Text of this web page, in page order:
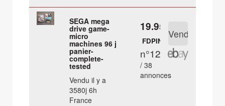
SEGA mega
drive game-
micro
machines 96 j
panier-
complete-
tested
Vendu il y a
3580j 6h
France
19.95 €
FDPIN
n°12
/ 38
annonces